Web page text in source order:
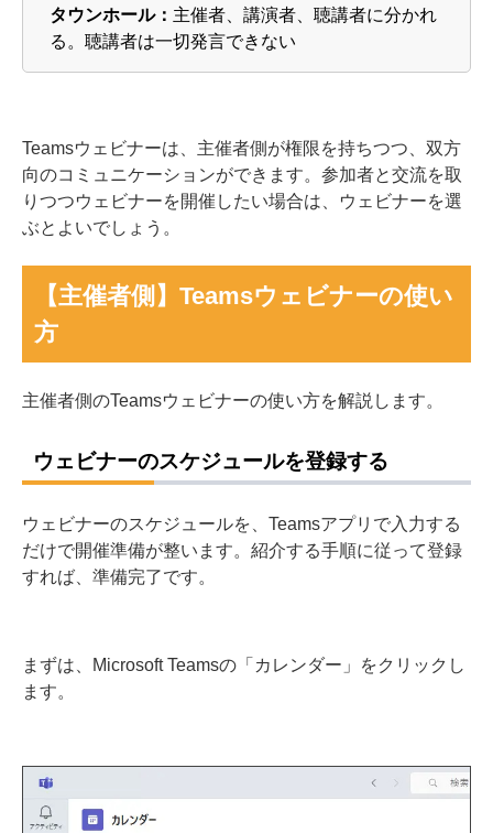
タウンホール： 主催者、講演者、聴講者に分かれ
る。聴講者は一切発言できない
Teamsウェビナーは、主催者側が権限を持ちつつ、双方
向のコミュニケーションができます。参加者と交流を取
りつつウェビナーを開催したい場合は、ウェビナーを選
ぶとよいでしょう。
【主催者側】Teamsウェビナーの使い
方
主催者側のTeamsウェビナーの使い方を解説します。
ウェビナーのスケジュールを登録する
ウェビナーのスケジュールを、Teamsアプリで入力する
だけで開催準備が整います。紹介する手順に従って登録
すれば、準備完了です。
まずは、Microsoft Teamsの「カレンダー」をクリックし
ます。